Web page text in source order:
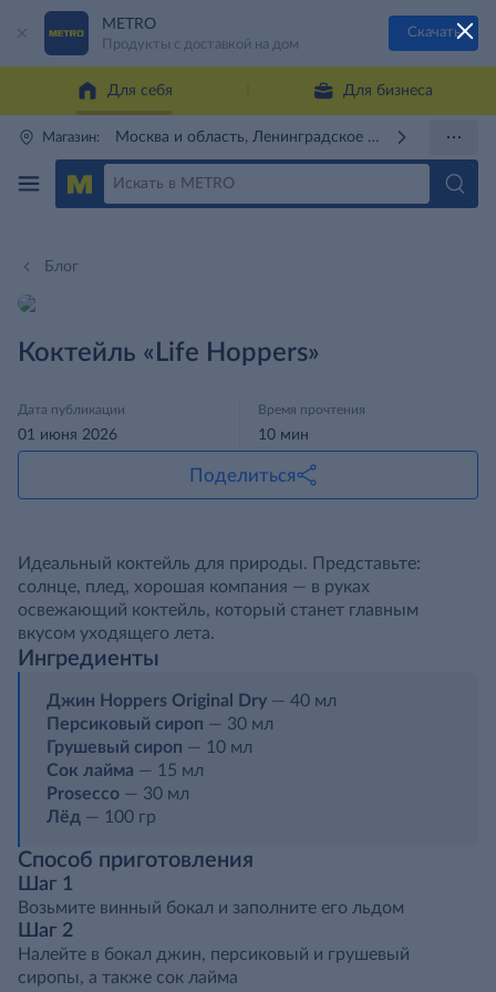
METRO
Продукты с доставкой на дом
Скачать
Для себя Для бизнеса
Магазин: Москва и область, Ленинградское ш., 71Г
Блог
Коктейль «Life Hoppers»
Дата публикации
01 июня 2026
Время прочтения
10 мин
Поделиться
Идеальный коктейль для природы. Представьте:
солнце, плед, хорошая компания — в руках
освежающий коктейль, который станет главным
вкусом уходящего лета.
Ингредиенты
Джин Hoppers Original Dry — 40 мл
Персиковый сироп — 30 мл
Грушевый сироп — 10 мл
Сок лайма — 15 мл
Prosecco — 30 мл
Лёд — 100 гр
Способ приготовления
Шаг 1
Возьмите винный бокал и заполните его льдом
Шаг 2
Налейте в бокал джин, персиковый и грушевый
сиропы, а также сок лайма